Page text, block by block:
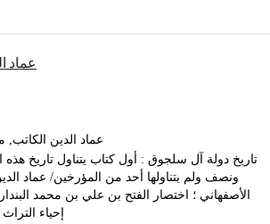
عماد
عماد الدين
تاريخ دولة آل سلجوق‏ : أول كتاب يتناول تاريخ
ونصف ولم يتناولها أحد من المؤرخين‏/ ‏عماد
الأصفهاني‏ ؛ ‏اختصار الفتح بن علي بن محمد
إحياء